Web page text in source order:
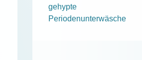
gehypte
Periodenunterwäsche